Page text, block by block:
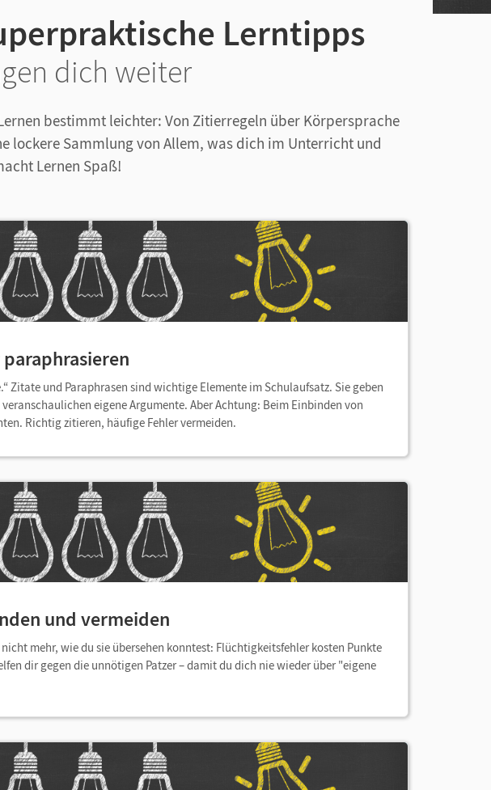
Lerntipps
dich weiter
bestimmt leichter: Von Zitierregeln über Körpersprache
lockere Sammlung von Allem, was dich im Unterricht und
Lernen Spaß!
Zitate und Paraphrasen sind wichtige Elemente im Schulaufsatz. Sie geben
eigene Argumente. Aber Achtung: Beim Einbinden von
Richtig zitieren, häufige Fehler vermeiden.
und vermeiden
mehr, wie du sie übersehen konntest: Flüchtigkeitsfehler kosten Punkte
dir gegen die unnötigen Patzer – damit du dich nie wieder über "eigene